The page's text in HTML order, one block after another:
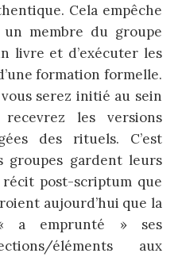
Cela empêche
un membre du groupe
livre et d’exécuter les
formation formelle.
serez initié au sein
les versions
des rituels. C’est
groupes gardent leurs
récit post-scriptum que
aujourd’hui que la
a emprunté » ses
éléments aux